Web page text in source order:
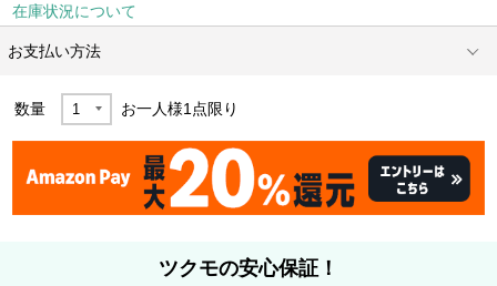
在庫状況について
お支払い方法
数量 お一人様1点限り
ツクモの安心保証！